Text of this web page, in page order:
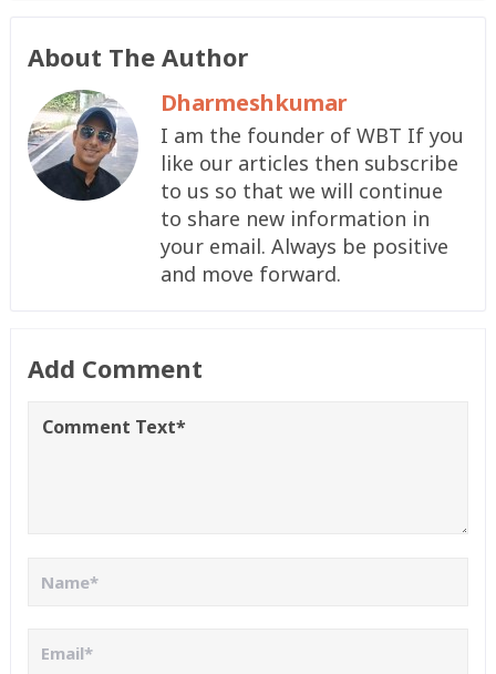
About The Author
Dharmeshkumar
I am the founder of WBT If you
like our articles then subscribe
to us so that we will continue
to share new information in
your email. Always be positive
and move forward.
Add Comment